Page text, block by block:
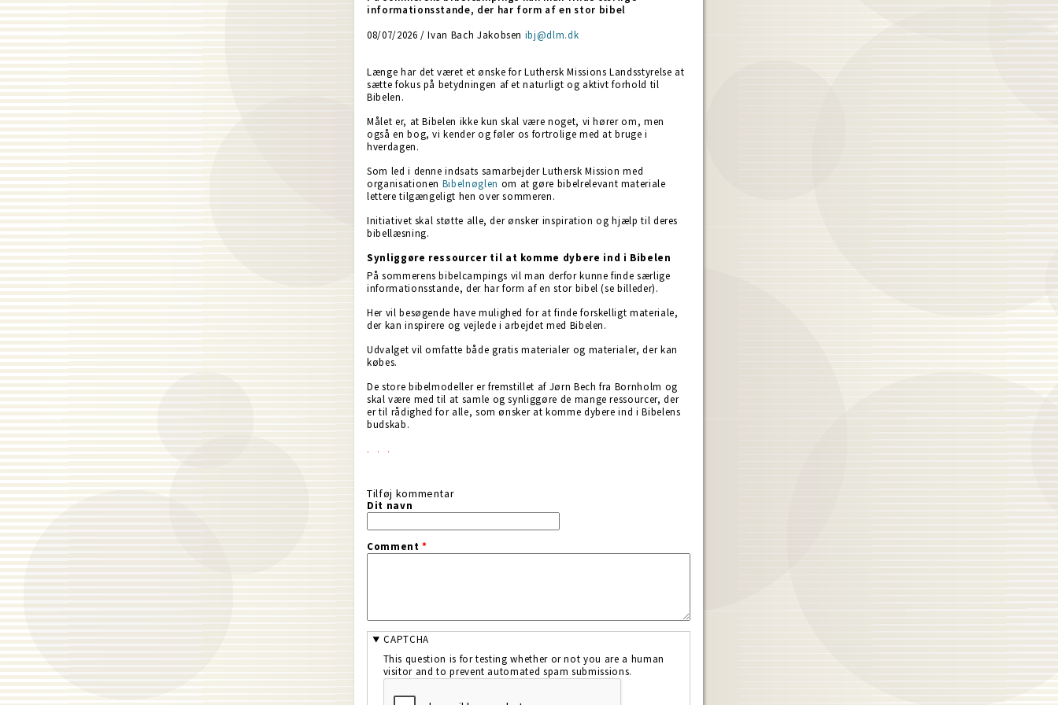
informationsstande, der har form af en stor bibel
08/07/2026 / Ivan Bach Jakobsen ibj@dlm.dk
Længe har det været et ønske for Luthersk Missions Landsstyrelse at
sætte fokus på betydningen af et naturligt og aktivt forhold til
Bibelen.
Målet er, at Bibelen ikke kun skal være noget, vi hører om, men
også en bog, vi kender og føler os fortrolige med at bruge i
hverdagen.
Som led i denne indsats samarbejder Luthersk Mission med
organisationen Bibelnøglen om at gøre bibelrelevant materiale
lettere tilgængeligt hen over sommeren.
Initiativet skal støtte alle, der ønsker inspiration og hjælp til deres
bibellæsning.
Synliggøre ressourcer til at komme dybere ind i Bibelen
På sommerens bibelcampings vil man derfor kunne finde særlige
informationsstande, der har form af en stor bibel (se billeder).
Her vil besøgende have mulighed for at finde forskelligt materiale,
der kan inspirere og vejlede i arbejdet med Bibelen.
Udvalget vil omfatte både gratis materialer og materialer, der kan
købes.
De store bibelmodeller er fremstillet af Jørn Bech fra Bornholm og
skal være med til at samle og synliggøre de mange ressourcer, der
er til rådighed for alle, som ønsker at komme dybere ind i Bibelens
budskab.
Tilføj kommentar
Dit navn
Comment*
CAPTCHA
This question is for testing whether or not you are a human
visitor and to prevent automated spam submissions.